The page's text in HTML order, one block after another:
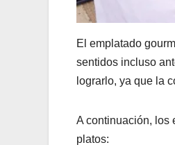
El emplatado
sentidos incluso
lograrlo, ya que la
A continuación, los
platos: